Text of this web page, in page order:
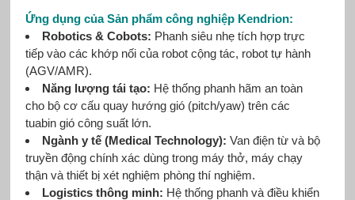
Ứng dụng của Sản phẩm công nghiệp Kendrion:
Robotics & Cobots: Phanh siêu nhẹ tích hợp trực
tiếp vào các khớp nối của robot cộng tác, robot tự hành
(AGV/AMR).
Năng lượng tái tạo: Hệ thống phanh hãm an toàn
cho bộ cơ cấu quay hướng gió (pitch/yaw) trên các
tuabin gió công suất lớn.
Ngành y tế (Medical Technology): Van điện từ và bộ
truyền động chính xác dùng trong máy thở, máy chạy
thận và thiết bị xét nghiệm phòng thí nghiệm.
Logistics thông minh: Hệ thống phanh và điều khiển